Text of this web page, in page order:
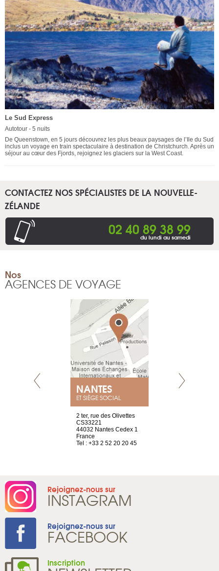
Le Sud Express
Autotour - 5 nuits
De Queenstown, en 5 jours découvrez les plus beaux paysages de l’Ile du Sud
inclus un voyage en train spectaculaire à destination de Christchurch. Après un
séjour au cœur des Fjords, rejoignez les glaciers sur la West Coast.
CONTACTEZ NOS SPÉCIALISTES DE LA NOUVELLE-
ZÉLANDE
02 40 89 38 99
du lundi au samedi
Nos
AGENCES DE VOYAGE
NANTES
ET SIÈGE SOCIAL
2 ter, rue des Olivettes
CS33221
44032 Nantes Cedex 1
France
Tel : +33 2 52 20 20 45
Rejoignez-nous sur
INSTAGRAM
Rejoignez-nous sur
FACEBOOK
Inscription